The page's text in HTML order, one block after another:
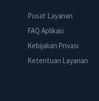
Pusat Layanan
FAQ Aplikasi
Kebijakan Privasi
Ketentuan Layanan